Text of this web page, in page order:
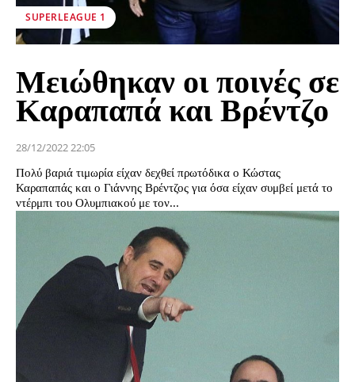
SUPERLEAGUE 1
Mειώθηκαν οι ποινές σε
Καραπαπά και Βρέντζο
28/12/2022 22:05
Πολύ βαριά τιμωρία είχαν δεχθεί πρωτόδικα ο Κώστας
Καραπαπάς και ο Γιάννης Βρέντζος για όσα είχαν συμβεί μετά το
ντέρμπι του Ολυμπιακού με τον...